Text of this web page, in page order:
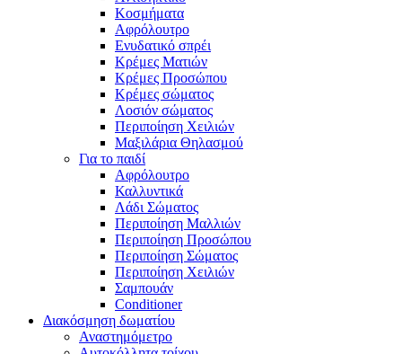
Κοσμήματα
Αφρόλουτρο
Ενυδατικό σπρέι
Κρέμες Ματιών
Κρέμες Προσώπου
Κρέμες σώματος
Λοσιόν σώματος
Περιποίηση Χειλιών
Μαξιλάρια Θηλασμού
Για το παιδί
Αφρόλουτρο
Καλλυντικά
Λάδι Σώματος
Περιποίηση Μαλλιών
Περιποίηση Προσώπου
Περιποίηση Σώματος
Περιποίηση Χειλιών
Σαμπουάν
Conditioner
Διακόσμηση δωματίου
Αναστημόμετρο